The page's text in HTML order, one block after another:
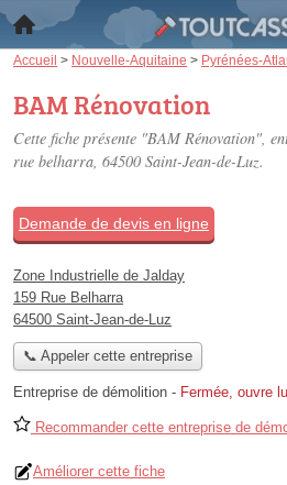
Accueil > Nouvelle-Aquitaine > Pyrénées-
BAM Rénovation
Cette fiche présente "BAM Rénovation",
rue belharra, 64500 Saint-Jean-de-Luz.
Demande de devis en ligne
Zone Industrielle de Jalday
159 Rue Belharra
64500 Saint-Jean-de-Luz
📞 Appeler cette entreprise
Entreprise de démolition - Fermée, ouvre
Recommander cette entreprise de
Améliorer cette fiche